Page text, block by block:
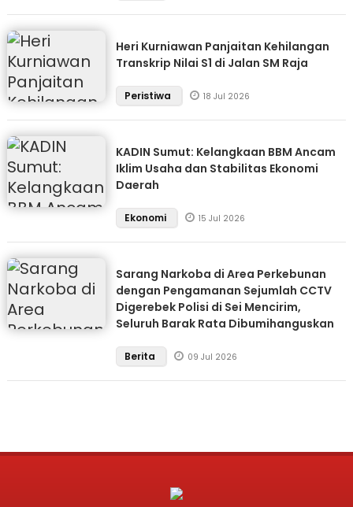
Heri Kurniawan Panjaitan Kehilangan
Transkrip Nilai S1 di Jalan SM Raja
Peristiwa 18 Jul 2026
KADIN Sumut: Kelangkaan BBM Ancam
Iklim Usaha dan Stabilitas Ekonomi
Daerah
Ekonomi 15 Jul 2026
Sarang Narkoba di Area Perkebunan
dengan Pengamanan Sejumlah CCTV
Digerebek Polisi di Sei Mencirim,
Seluruh Barak Rata Dibumihanguskan
Berita 09 Jul 2026